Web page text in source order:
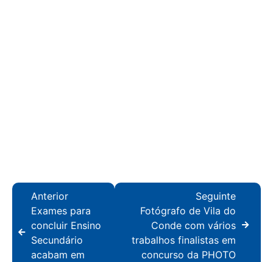
Anterior
Exames para
concluir Ensino
Secundário
acabam em
Seguinte
Fotógrafo de Vila do
Conde com vários
trabalhos finalistas em
concurso da PHOTO